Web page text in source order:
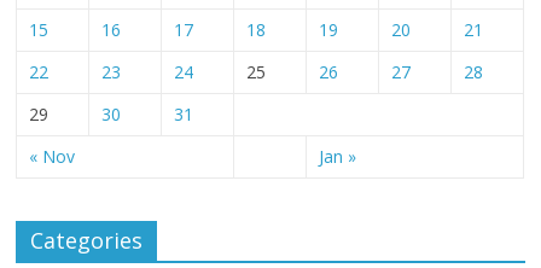
« Nov Jan »
15
16 17 18 19 20
21
22
23 24 25 26 27
28
29
30 31
Categories